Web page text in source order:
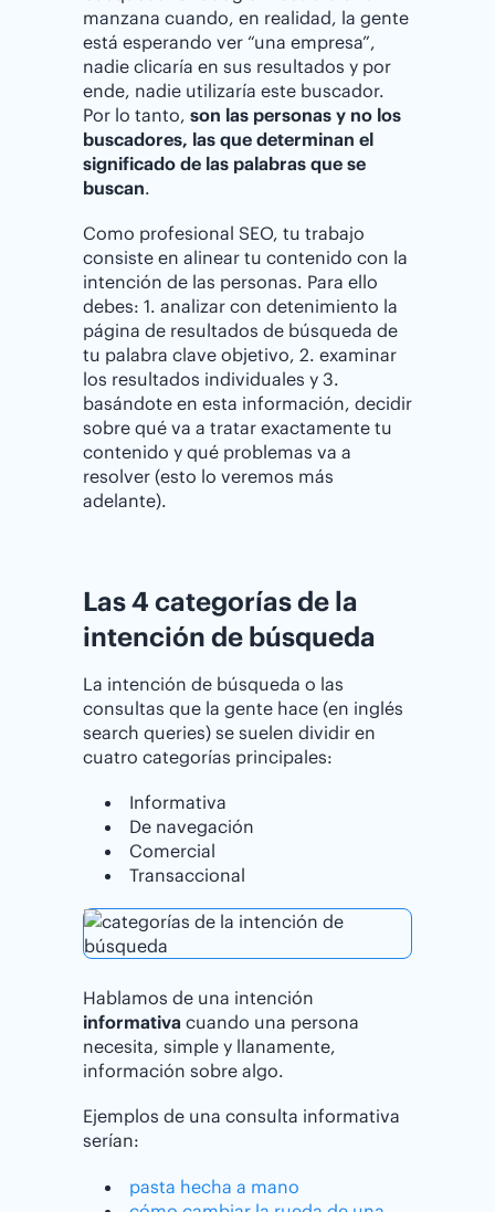
manzana cuando, en realidad, la gente
está esperando ver “una empresa”,
nadie clicaría en sus resultados y por
ende, nadie utilizaría este buscador.
Por lo tanto, son las personas y no los
buscadores, las que determinan el
significado de las palabras que se
buscan.
Como profesional SEO, tu trabajo
consiste en alinear tu contenido con la
intención de las personas. Para ello
debes: 1. analizar con detenimiento la
página de resultados de búsqueda de
tu palabra clave objetivo, 2. examinar
los resultados individuales y 3.
basándote en esta información, decidir
sobre qué va a tratar exactamente tu
contenido y qué problemas va a
resolver (esto lo veremos más
adelante).
Las 4 categorías de la
intención de búsqueda
La intención de búsqueda o las
consultas que la gente hace (en inglés
search queries) se suelen dividir en
cuatro categorías principales:
Informativa
De navegación
Comercial
Transaccional
Hablamos de una intención
informativa cuando una persona
necesita, simple y llanamente,
información sobre algo.
Ejemplos de una consulta informativa
serían:
pasta hecha a mano